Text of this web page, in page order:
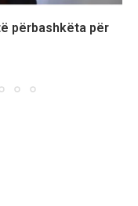
përbashkëta për